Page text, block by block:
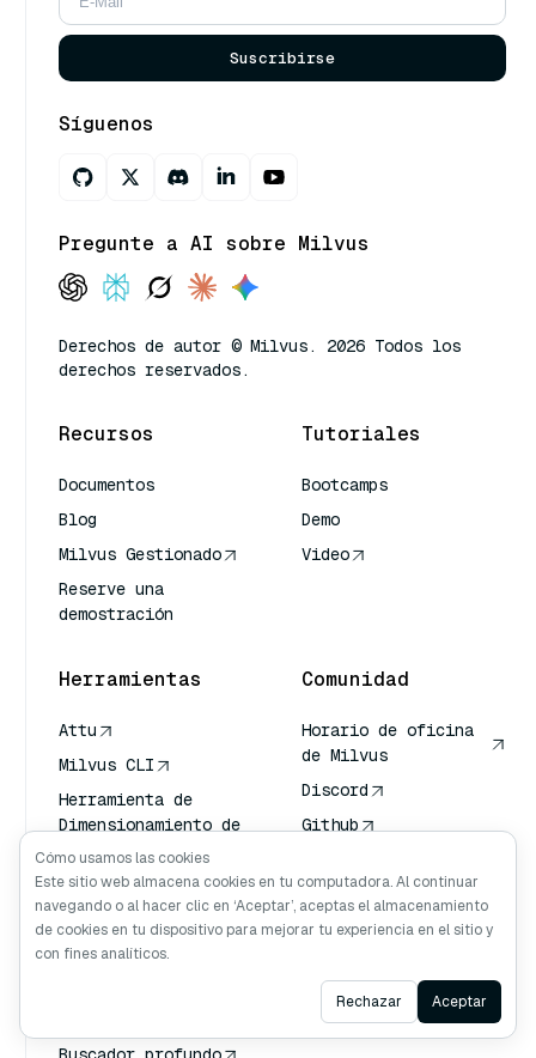
Suscribirse
Síguenos
Pregunte a AI sobre Milvus
Derechos de autor © Milvus. 2026 Todos los
derechos reservados.
Recursos
Documentos
Blog
Milvus Gestionado
Reserve una
demostración
Tutoriales
Bootcamps
Demo
Video
Herramientas
Attu
Milvus CLI
Herramienta de
Dimensionamiento de
Milvus
Herramienta de
Copia de Seguridad
de Milvus
Comunidad
Horario de oficina
de Milvus
Discord
Github
Ask AI
Cómo usamos las cookies
Este sitio web almacena cookies en tu computadora. Al continuar
navegando o al hacer clic en ‘Aceptar’, aceptas el almacenamiento
de cookies en tu dispositivo para mejorar tu experiencia en el sitio y
con fines analíticos.
Rechazar Aceptar